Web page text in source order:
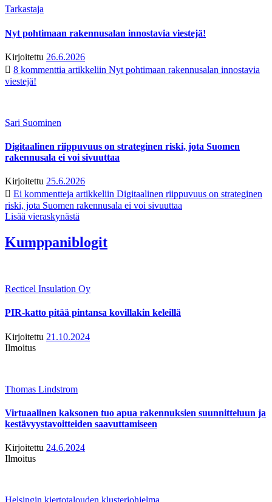
Tarkastaja
Nyt pohtimaan rakennusalan innostavia viestejä!
Kirjoitettu 26.6.2026
8 kommenttia artikkeliin Nyt pohtimaan rakennusalan innostavia
viestejä!
Sari Suominen
Digitaalinen riippuvuus on strateginen riski, jota Suomen
rakennusala ei voi sivuuttaa
Kirjoitettu 25.6.2026
Ei kommentteja artikkeliin Digitaalinen riippuvuus on strateginen
riski, jota Suomen rakennusala ei voi sivuuttaa
Lisää vieraskynästä
Kumppaniblogit
Recticel Insulation Oy
PIR-katto pitää pintansa kovillakin keleillä
Kirjoitettu 21.10.2024
Ilmoitus
Thomas Lindstrom
Virtuaalinen kaksonen tuo apua rakennuksien suunnitteluun ja
kestävyystavoitteiden saavuttamiseen
Kirjoitettu 24.6.2024
Ilmoitus